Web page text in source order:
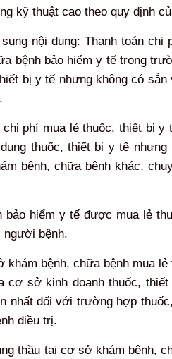
kỹ thuật cao theo quy định
nội dung: Thanh toán
bệnh bảo hiểm y tế trong
bị y tế nhưng không có sẵn
phí mua lẻ thuốc, thiết bị
thuốc, thiết bị y tế nhưng
bệnh, chữa bệnh khác,
hiểm y tế được mua lẻ
người bệnh.
khám bệnh, chữa bệnh mua
cơ sở kinh doanh thuốc,
nhất đối với trường hợp
điều trị.
thầu tại cơ sở khám bệnh,